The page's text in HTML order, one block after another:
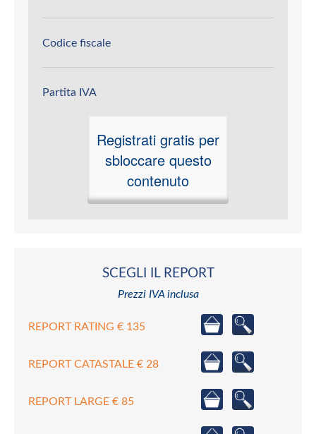
Codice fiscale
Partita IVA
Registrati gratis per
sbloccare questo
contenuto
SCEGLI IL REPORT
Prezzi IVA inclusa
REPORT RATING € 135
REPORT CATASTALE € 28
REPORT LARGE € 85